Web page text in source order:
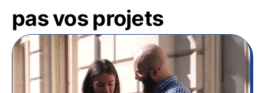
pas vos projets